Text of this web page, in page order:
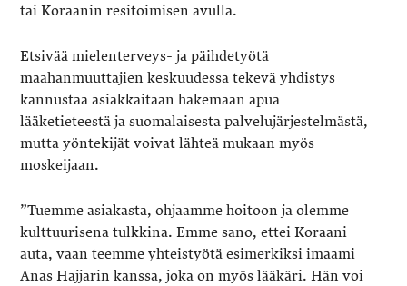
tai Koraanin resitoimisen avulla.
Etsivää mielenterveys- ja päihdetyötä
maahanmuuttajien keskuudessa tekevä yhdistys
kannustaa asiakkaitaan hakemaan apua
lääketieteestä ja suomalaisesta palvelujärjestelmästä,
mutta yöntekijät voivat lähteä mukaan myös
moskeijaan.
”Tuemme asiakasta, ohjaamme hoitoon ja olemme
kulttuurisena tulkkina. Emme sano, ettei Koraani
auta, vaan teemme yhteistyötä esimerkiksi imaami
Anas Hajjarin kanssa, joka on myös lääkäri. Hän voi